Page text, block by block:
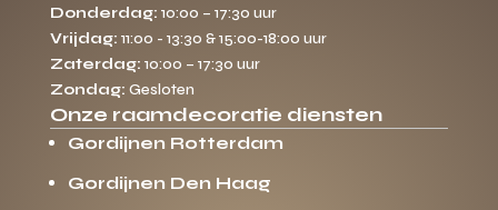
Donderdag: 10:00 – 17:30 uur
Vrijdag: 11:00 - 13:30 & 15:00-18:00 uur
Zaterdag: 10:00 – 17:30 uur
Zondag: Gesloten
Onze raamdecoratie diensten
Gordijnen Rotterdam
Gordijnen Den Haag